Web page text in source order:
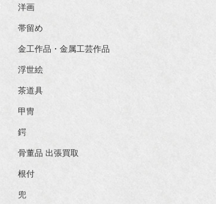
洋画
帯留め
金工作品・金属工芸作品
浮世絵
茶道具
甲冑
鍔
骨董品 出張買取
根付
兜